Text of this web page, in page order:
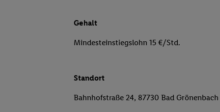
Gehalt
Mindesteinstiegslohn 15 €/Std.
Standort
Bahnhofstraße 24, 87730 Bad Grönenbach